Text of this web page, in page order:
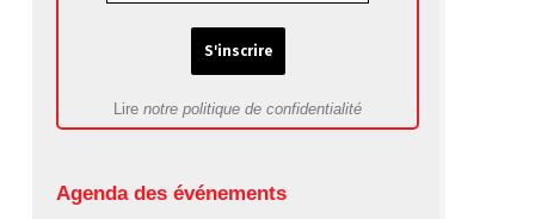
Lire notre politique de confidentialité
Agenda des événements